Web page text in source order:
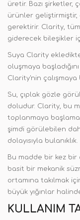
üretir. Bazı şirketler,
ürünler geliştirmiştir,
gerektirir. Clarity,
giderecek bileşikler
Suya Clarity
oluşmaya
Clarity'nin çalışmaya
Su, çıplak gözle
doludur. Clarity, bu
toplanmaya
şimdi görülebilen
dolayısıyla bulanıklık.
Bu madde bir kez
basit bir mekanik
ortamına takılmak
büyük yığınlar
KULLANIM